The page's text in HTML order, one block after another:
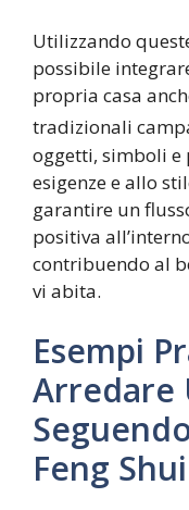
Utilizzando
possibile
propria casa
tradizionali
oggetti, simboli
esigenze e allo
garantire un
positiva
contribuendo al
vi abita.
Esempi
Arredare
Feng Shui